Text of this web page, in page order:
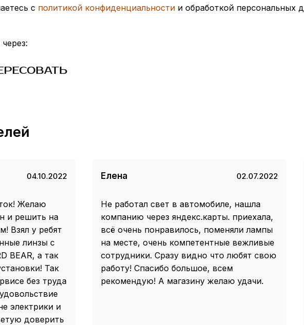
с политикой конфиденциальности и обработкой персональных
04.10.2022
Желаю
и решить на
Взял у ребят
линзы с
BEAR, а так
Так
без труда
электрики и
доверить
Елена 02.07.2022
Не работал свет в автомобиле, нашла
компанию через яндекс.карты. приехала,
всё очень понравилось, поменяли лампы
на месте, очень компетентные вежливые
сотрудники. Сразу видно что любят свою
работу! Спасибо большое, всем
рекомендую! А магазину желаю удачи.